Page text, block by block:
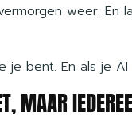
weer. En
bent. En als je
MAAR